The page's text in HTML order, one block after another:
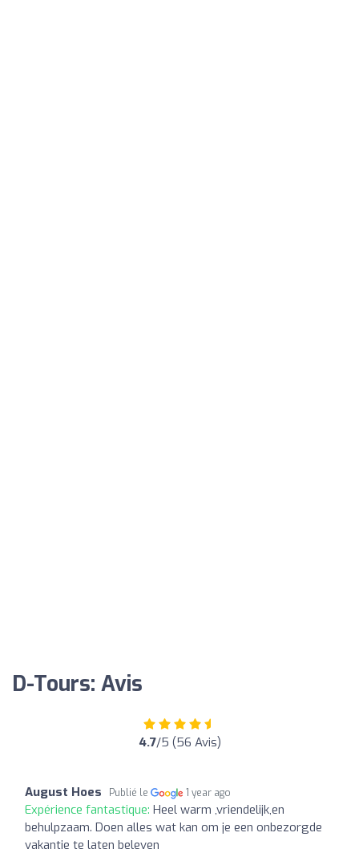
D-Tours: Avis
4.7/5 (56 Avis)
August Hoes Publié le 1 year ago
Expérience fantastique: Heel warm ,vriendelijk,en
behulpzaam. Doen alles wat kan om je een onbezorgde
vakantie te laten beleven